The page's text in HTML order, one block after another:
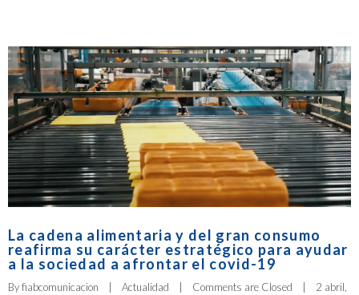
La cadena alimentaria y del gran consumo
reafirma su carácter estratégico para ayudar
a la sociedad a afrontar el covid-19
By fiabcomunicacion Actualidad Comments are Closed
2 abril,